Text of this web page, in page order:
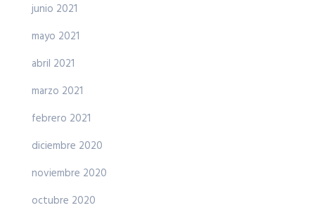
junio 2021
mayo 2021
abril 2021
marzo 2021
febrero 2021
diciembre 2020
noviembre 2020
octubre 2020